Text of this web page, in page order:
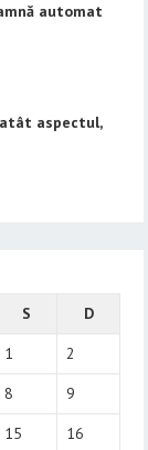
automat
aspectul,
S
D
1
2
8
9
15
16